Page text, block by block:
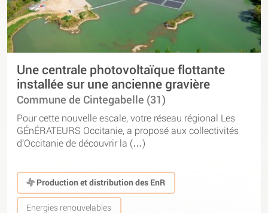
Une centrale photovoltaïque flottante
installée sur une ancienne gravière
Commune de Cintegabelle (31)
Pour cette nouvelle escale, votre réseau régional Les
GÉnÉRATEURS Occitanie, a proposé aux collectivités
d’Occitanie de découvrir la (…)
Production et distribution des EnR
Energies renouvelables